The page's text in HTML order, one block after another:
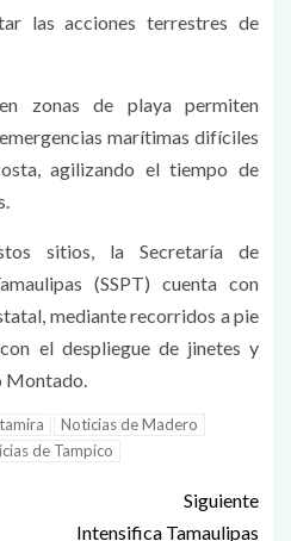
las acciones terrestres de
zonas de playa permiten
marítimas difíciles
agilizando el tiempo de
sitios, la Secretaría de
(SSPT) cuenta con
mediante recorridos a pie
el despliegue de jinetes y
Montado.
Noticias de Madero
de Tampico
Siguiente
Intensifica Tamaulipas